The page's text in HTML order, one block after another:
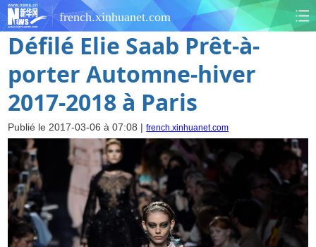
french.xinhuanet.com
Défilé Elie Saab Prêt-à-
porter Automne-hiver
2017-2018 à Paris
Publié le 2017-03-06 à 07:08 |french.xinhuanet.com